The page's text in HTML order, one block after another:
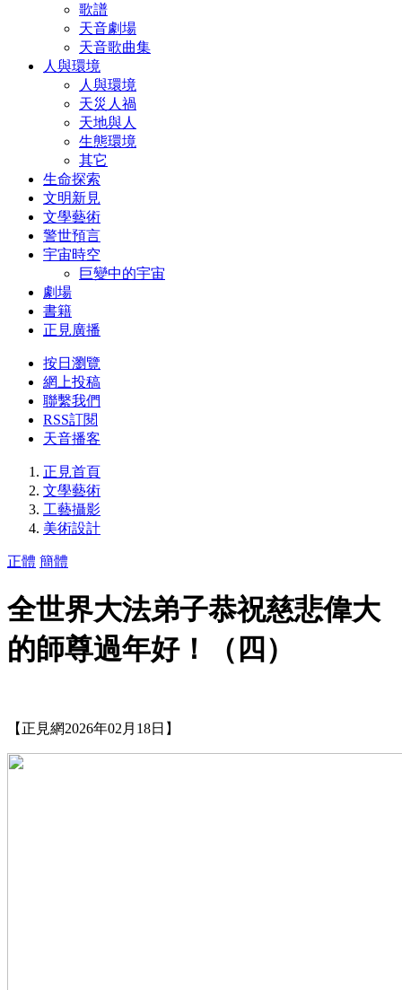
歌譜
天音劇場
天音歌曲集
人與環境
人與環境
天災人禍
天地與人
生態環境
其它
生命探索
文明新見
文學藝術
警世預言
宇宙時空
巨變中的宇宙
劇場
書籍
正見廣播
按日瀏覽
網上投稿
聯繫我們
RSS訂閱
天音播客
正見首頁
文學藝術
工藝攝影
美術設計
正體 簡體
全世界大法弟子恭祝慈悲偉大
的師尊過年好！（四）
【正見網2026年02月18日】